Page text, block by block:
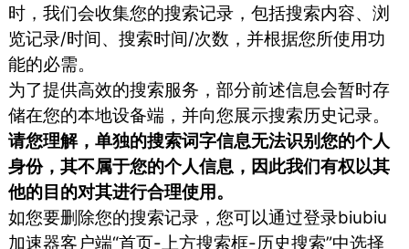
时，我们会收集您的搜索记录，包括搜索内容、浏
览记录/时间、搜索时间/次数，并根据您所使用功
能的必需。
为了提供高效的搜索服务，部分前述信息会暂时存
储在您的本地设备端，并向您展示搜索历史记录。
请您理解，单独的搜索词字信息无法识别您的个人
身份，其不属于您的个人信息，因此我们有权以其
他的目的对其进行合理使用。
如您要删除您的搜索记录，您可以通过登录biubiu
加速器客户端“首页-上方搜索框-历史搜索”中选择